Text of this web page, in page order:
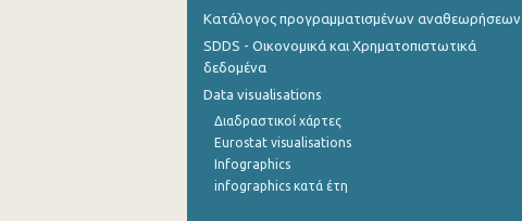
Οκτωβρίου 2022
Αυγούστου 2022
Ιουλίου 2022
Κατάλογος προγραμματισμένων αναθεωρήσεων
SDDS - Οικονομικά και Χρηματοπιστωτικά
δεδομένα
Data visualisations
Διαδραστικοί χάρτες
Eurostat visualisations
Infographics
infographics κατά έτη